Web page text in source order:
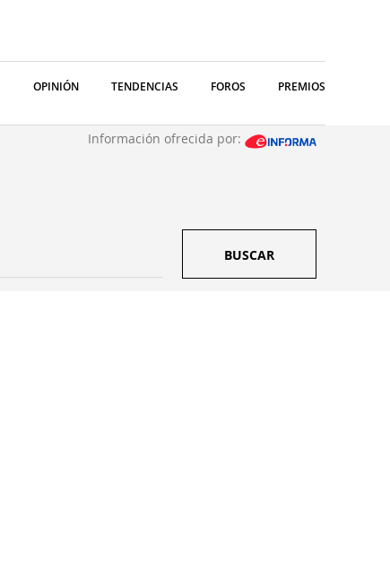
OPINIÓN TENDENCIAS FOROS PREMIOS
Información ofrecida por:
BUSCAR